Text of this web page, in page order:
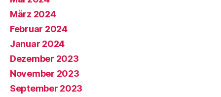
März 2024
Februar 2024
Januar 2024
Dezember 2023
November 2023
September 2023